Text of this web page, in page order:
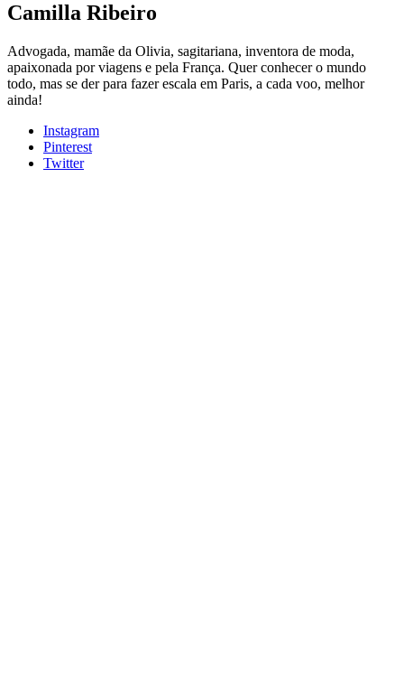
Camilla Ribeiro
Advogada, mamãe da Olivia, sagitariana, inventora de moda,
apaixonada por viagens e pela França. Quer conhecer o mundo
todo, mas se der para fazer escala em Paris, a cada voo, melhor
ainda!
Instagram
Pinterest
Twitter